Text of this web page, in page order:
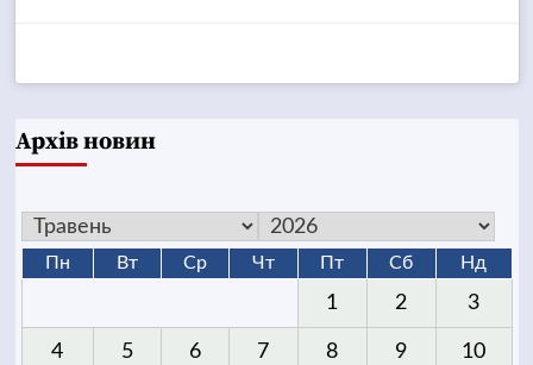
Архів новин
Пн Вт Ср Чт Пт Сб Нд
1 2 3
4 5 6 7 8 9 10